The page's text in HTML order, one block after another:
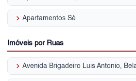
keyboard_arrow_right Apartamentos Sé
Imóveis por Ruas
keyboard_arrow_right Avenida Brigadeiro Luis Antonio,